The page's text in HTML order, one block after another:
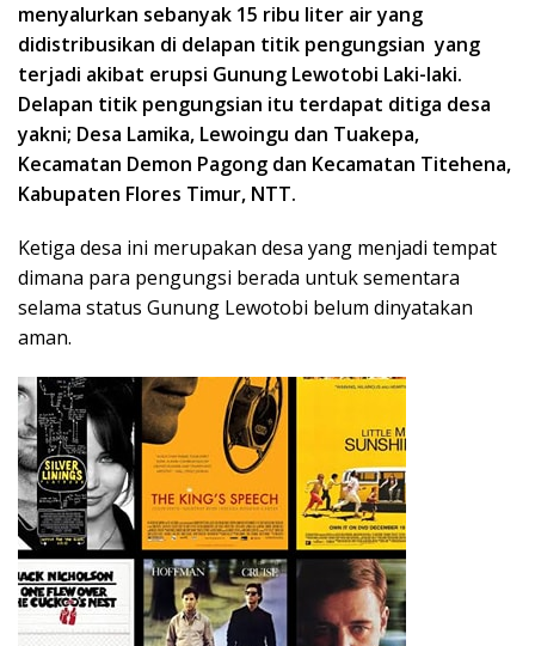
menyalurkan sebanyak 15 ribu liter air yang
didistribusikan di delapan titik pengungsian yang
terjadi akibat erupsi Gunung Lewotobi Laki-laki.
Delapan titik pengungsian itu terdapat ditiga desa
yakni; Desa Lamika, Lewoingu dan Tuakepa,
Kecamatan Demon Pagong dan Kecamatan Titehena,
Kabupaten Flores Timur, NTT.
Ketiga desa ini merupakan desa yang menjadi tempat
dimana para pengungsi berada untuk sementara
selama status Gunung Lewotobi belum dinyatakan
aman.